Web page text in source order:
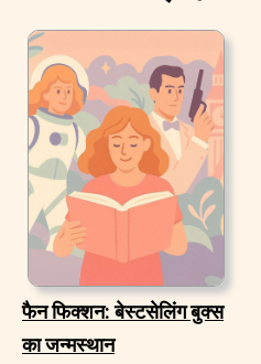
फैन फिक्शन: बेस्टसेलिंग बुक्स
का जन्मस्थान